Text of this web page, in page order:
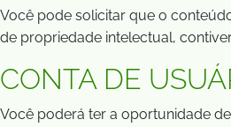
Você pode solicitar que o
de propriedade intelectual,
CONTA DE
Você poderá ter a oportunidade